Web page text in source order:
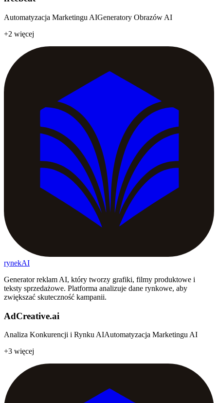
Automatyzacja Marketingu AIGeneratory Obrazów AI
+2 więcej
rynekAI
Generator reklam AI, który tworzy grafiki, filmy produktowe i
teksty sprzedażowe. Platforma analizuje dane rynkowe, aby
zwiększać skuteczność kampanii.
AdCreative.ai
Analiza Konkurencji i Rynku AIAutomatyzacja Marketingu AI
+3 więcej